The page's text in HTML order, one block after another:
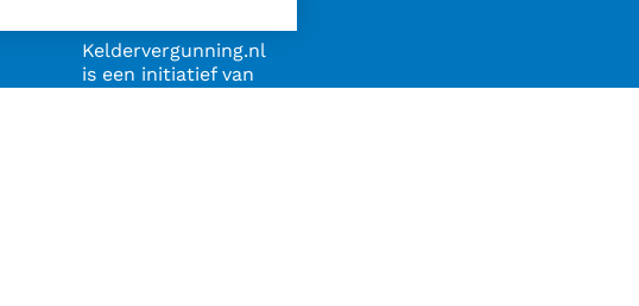
Keldervergunning.nl
is een initiatief van